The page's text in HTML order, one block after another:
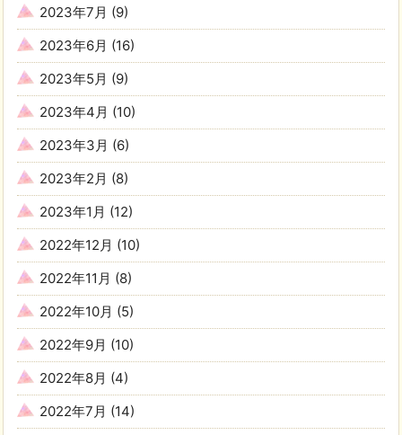
2023年7月 (9)
2023年6月 (16)
2023年5月 (9)
2023年4月 (10)
2023年3月 (6)
2023年2月 (8)
2023年1月 (12)
2022年12月 (10)
2022年11月 (8)
2022年10月 (5)
2022年9月 (10)
2022年8月 (4)
2022年7月 (14)